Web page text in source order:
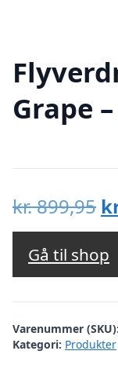
Grape
kr.899,95
Gå til shop
Varenummer (SKU):
Kategori: Produkter